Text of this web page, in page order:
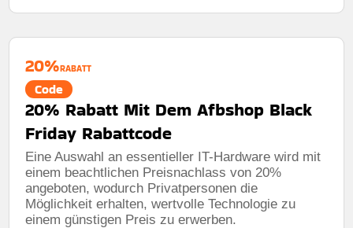
20%RABATT
Code
20% Rabatt Mit Dem Afbshop Black
Friday Rabattcode
Eine Auswahl an essentieller IT-Hardware wird mit
einem beachtlichen Preisnachlass von 20%
angeboten, wodurch Privatpersonen die
Möglichkeit erhalten, wertvolle Technologie zu
einem günstigen Preis zu erwerben.